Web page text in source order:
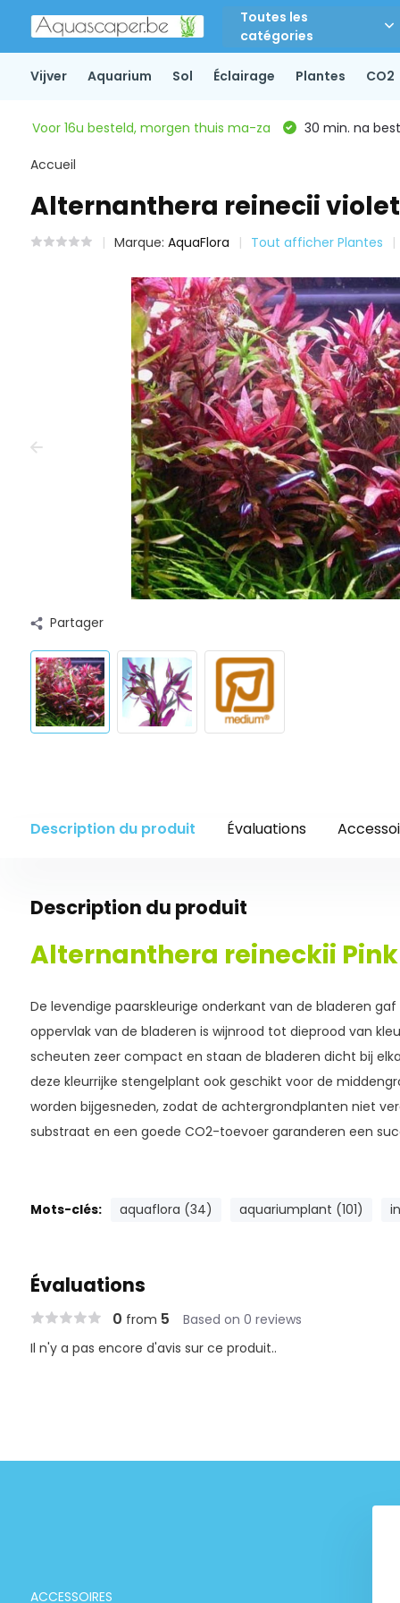
Toutes les
catégories
Vijver Aquarium Sol Éclairage Plantes CO2
Voor 16u besteld, morgen thuis ma-za 30 min. na
Accueil
Alternanthera reinecii
Marque: AquaFlora Tout afficher Plantes
Partager
Description du produit Évaluations
Description du produit
Alternanthera reineckii
De levendige paarskleurige onderkant van de bladeren
oppervlak van de bladeren is wijnrood tot dieprood van
scheuten zeer compact en staan de bladeren dicht bij
deze kleurrijke stengelplant ook geschikt voor de
worden bijgesneden, zodat de achtergrondplanten niet
substraat en een goede CO2-toevoer garanderen een
Mots-clés: aquaflora (34) aquariumplant (101)
Évaluations
0 from 5 Based on 0 reviews
Il n'y a pas encore d'avis sur ce produit..
ACCESSOIRES